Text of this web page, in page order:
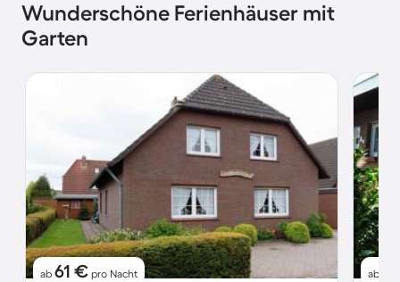
Wunderschöne Ferienhäuser mit
Garten
ab 61 € pro Nacht ab